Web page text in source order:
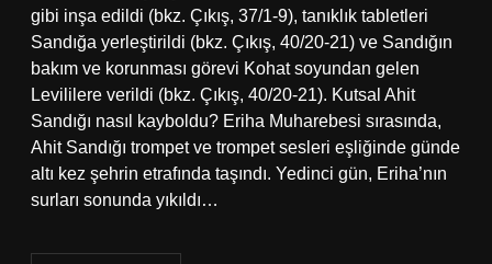
gibi inşa edildi (bkz. Çıkış, 37/1-9), tanıklık tabletleri
Sandığa yerleştirildi (bkz. Çıkış, 40/20-21) ve Sandığın
bakım ve korunması görevi Kohat soyundan gelen
Levililere verildi (bkz. Çıkış, 40/20-21). Kutsal Ahit
Sandığı nasıl kayboldu? Eriha Muharebesi sırasında,
Ahit Sandığı trompet ve trompet sesleri eşliğinde günde
altı kez şehrin etrafında taşındı. Yedinci gün, Eriha’nın
surları sonunda yıkıldı…